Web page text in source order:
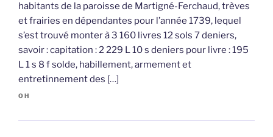
habitants de la paroisse de Martigné-Ferchaud, trèves
et frairies en dépendantes pour l’année 1739, lequel
s’est trouvé monter à 3 160 livres 12 sols 7 deniers,
savoir : capitation : 2 229 L 10 s deniers pour livre : 195
L 1 s 8 f solde, habillement, armement et
entretinnement des […]
OH